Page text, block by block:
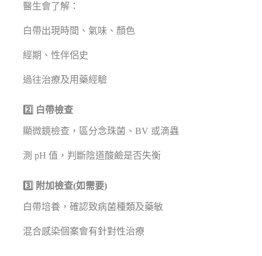
醫生會了解：
白帶出現時間、氣味、顏色
經期、性伴侶史
過往治療及用藥經驗
2️⃣ 白帶檢查
顯微鏡檢查，區分念珠菌、BV 或滴蟲
測 pH 值，判斷陰道酸鹼是否失衡
3️⃣ 附加檢查(如需要)
白帶培養，確認致病菌種類及藥敏
混合感染個案會有針對性治療